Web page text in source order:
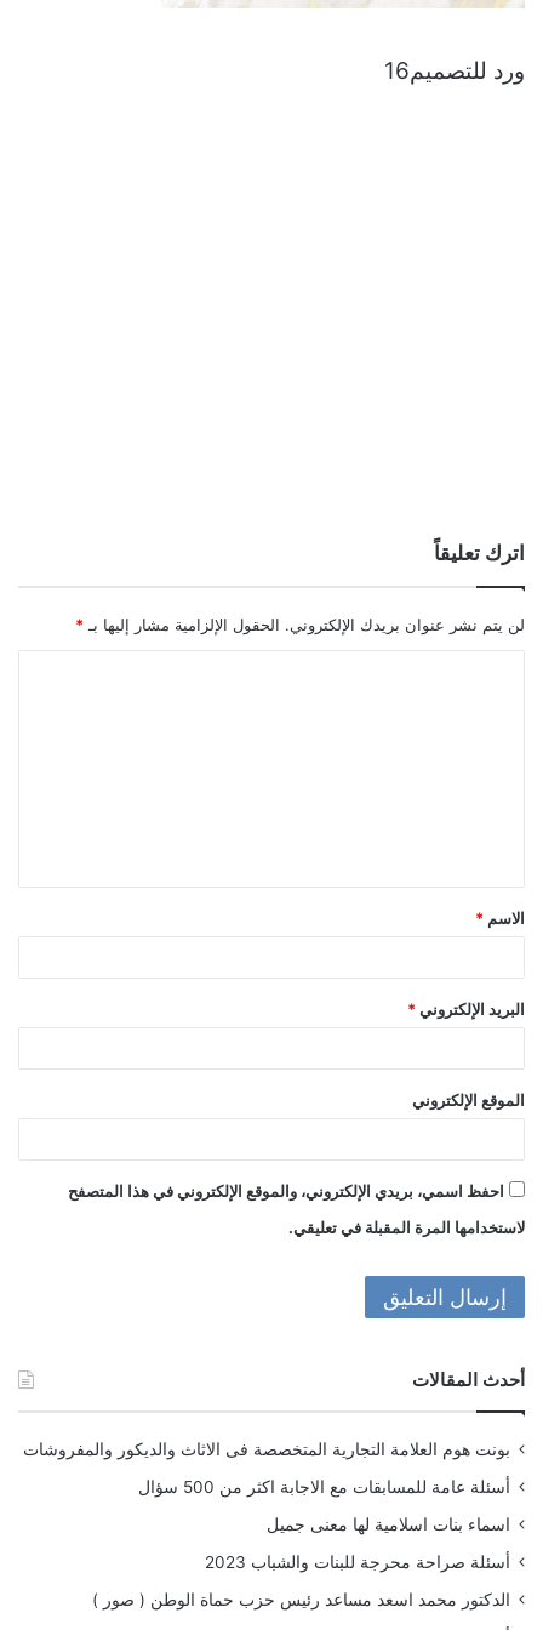
ورد للتصميم16
اترك تعليقاً
لن يتم نشر عنوان بريدك الإلكتروني. الحقول الإلزامية مشار إليها بـ *
ق
*
الاسم *
البريد الإلكتروني *
الموقع الإلكتروني
احفظ اسمي، بريدي الإلكتروني، والموقع الإلكتروني في هذا المتصفح
لاستخدامها المرة المقبلة في تعليقي.
أحدث المقالات
بونت هوم العلامة التجارية المتخصصة فى الاثاث والديكور والمفروشات
أسئلة عامة للمسابقات مع الاجابة اكثر من 500 سؤال
اسماء بنات اسلامية لها معنى جميل
أسئلة صراحة محرجة للبنات والشباب 2023
الدكتور محمد اسعد مساعد رئيس حزب حماة الوطن ( صور )